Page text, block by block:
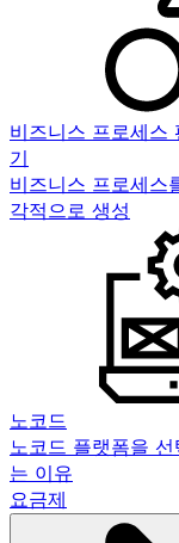
비즈니스 프로세스
기
비즈니스 프로세스
각적으로 생성
노코드
노코드 플랫폼을 선
는 이유
요금제